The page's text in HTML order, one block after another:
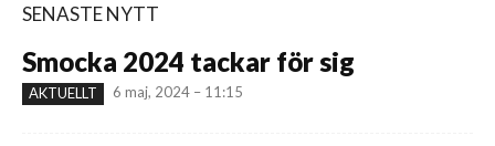
SENASTE NYTT
Smocka 2024 tackar för sig
AKTUELLT 6 maj, 2024 – 11:15